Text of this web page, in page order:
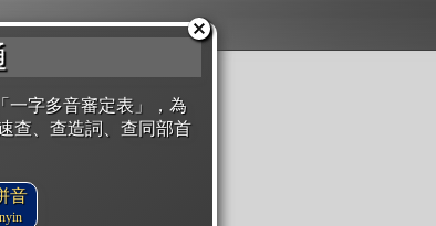
一字多音審定表」，為
查、查造詞、查同部首
音